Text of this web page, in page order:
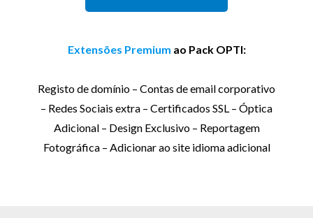
Extensões Premium ao Pack OPTI:
Registo de domínio – Contas de email corporativo
– Redes Sociais extra – Certificados SSL – Óptica
Adicional – Design Exclusivo – Reportagem
Fotográfica – Adicionar ao site idioma adicional